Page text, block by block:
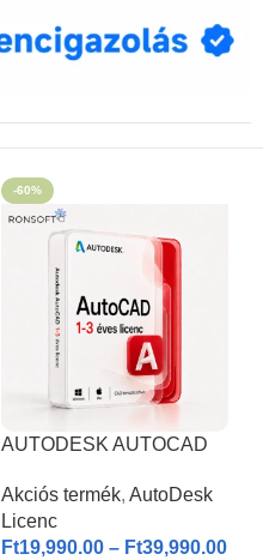
-60%
AUTODESK AUTOCAD
1-3 éves licenc I
Akciós termék, AutoDesk
Licenc
Ft19,990.00 – Ft39,990.00